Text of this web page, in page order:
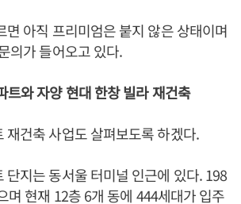
면 아직 프리미엄은 붙지 않은 상태이며
의가 들어오고 있다.
와 자양 현대 한창 빌라 재건축
재건축 사업도 살펴보도록 하겠다.
단지는 동서울 터미널 인근에 있다. 198
며 현재 12층 6개 동에 444세대가 입주